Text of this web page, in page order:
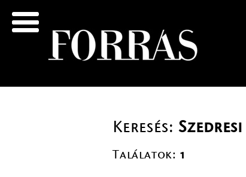
Keresés:
Találatok: 1